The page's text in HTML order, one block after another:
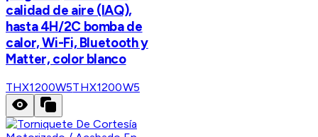
calidad de aire (IAQ),
hasta 4H/2C bomba de
calor, Wi-Fi, Bluetooth y
Matter, color blanco
THX1200W5THX1200W5